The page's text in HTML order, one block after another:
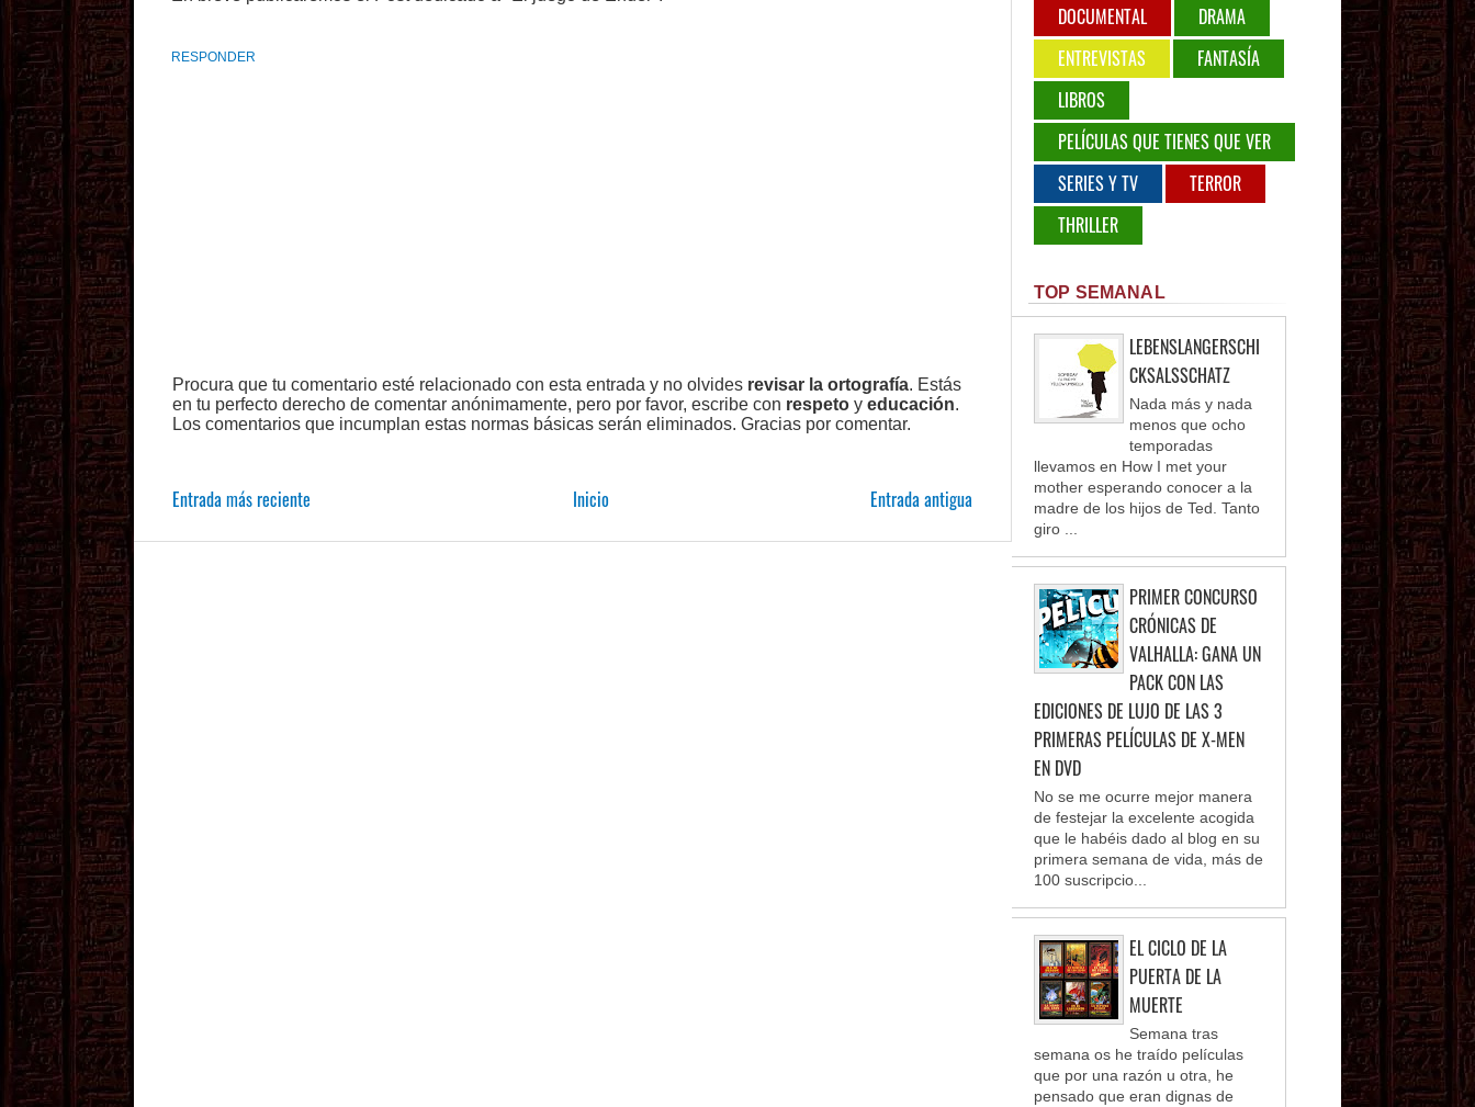
RESPONDER
Procura que tu comentario esté relacionado con esta entrada y no olvides revisar la ortografía. Estás
en tu perfecto derecho de comentar anónimamente, pero por favor, escribe con respeto y educación.
Los comentarios que incumplan estas normas básicas serán eliminados. Gracias por comentar.
Entrada más reciente Entrada antigua
Inicio
DOCUMENTAL
DRAMA
ENTREVISTAS
FANTASÍA
LIBROS
PELÍCULAS QUE TIENES QUE VER
SERIES Y TV
TERROR
THRILLER
TOP SEMANAL
LEBENSLANGERSCHI
CKSALSSCHATZ
Nada más y nada
menos que ocho
temporadas
llevamos en How I met your
mother esperando conocer a la
madre de los hijos de Ted. Tanto
giro ...
PRIMER CONCURSO
CRÓNICAS DE
VALHALLA: GANA UN
PACK CON LAS
EDICIONES DE LUJO DE LAS 3
PRIMERAS PELÍCULAS DE X-MEN
EN DVD
No se me ocurre mejor manera
de festejar la excelente acogida
que le habéis dado al blog en su
primera semana de vida, más de
100 suscripcio...
EL CICLO DE LA
PUERTA DE LA
MUERTE
Semana tras
semana os he traído películas
que por una razón u otra, he
pensado que eran dignas de